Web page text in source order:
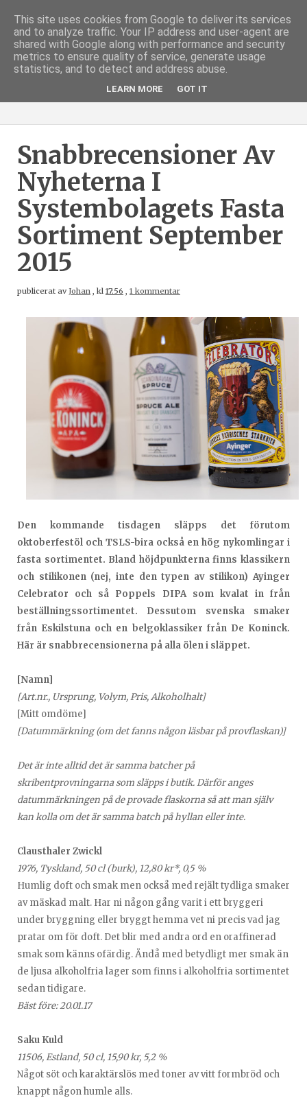
Snabbrecensioner Av
Nyheterna I
Systembolagets Fasta
Sortiment September
2015
publicerat avJohan , kl 17:56 , 1 kommentar
Den kommande tisdagen släpps det förutom
oktoberfestöl och TSLS-bira också en hög nykomlingar i
fasta sortimentet. Bland höjdpunkterna finns klassikern
och stilikonen (nej, inte den typen av stilikon) Ayinger
Celebrator och så Poppels DIPA som kvalat in från
beställningssortimentet. Dessutom svenska smaker
från Eskilstuna och en belgoklassiker från De Koninck.
Här är snabbrecensionerna på alla ölen i släppet.
[Namn]
[Art.nr., Ursprung, Volym, Pris, Alkoholhalt]
[Mitt omdöme]
[Datummärkning (om det fanns någon läsbar på provflaskan)]
Det är inte alltid det är samma batcher på
skribentprovningarna som släpps i butik. Därför anges
datummärkningen på de provade flaskorna så att man själv
kan kolla om det är samma batch på hyllan eller inte.
Clausthaler Zwickl
1976, Tyskland, 50 cl (burk), 12,80 kr*, 0,5 %
Humlig doft och smak men också med rejält tydliga smaker
av mäskad malt. Har ni någon gång varit i ett bryggeri
under bryggning eller bryggt hemma vet ni precis vad jag
pratar om för doft. Det blir med andra ord en oraffinerad
smak som känns ofärdig. Ändå med betydligt mer smak än
de ljusa alkoholfria lager som finns i alkoholfria sortimentet
sedan tidigare.
Bäst före: 20.01.17
Saku Kuld
11506, Estland, 50 cl, 15,90 kr, 5,2 %
Något söt och karaktärslös med toner av vitt formbröd och
knappt någon humle alls.
This site uses cookies from Google to deliver its services
and to analyze traffic. Your IP address and user-agent are
shared with Google along with performance and security
metrics to ensure quality of service, generate usage
statistics, and to detect and address abuse.
LEARN MORE GOT IT